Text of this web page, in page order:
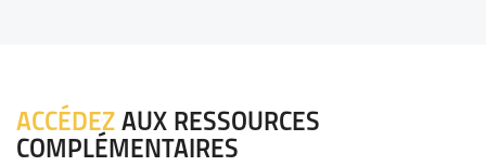
ACCÉDEZ AUX RESSOURCES
COMPLÉMENTAIRES